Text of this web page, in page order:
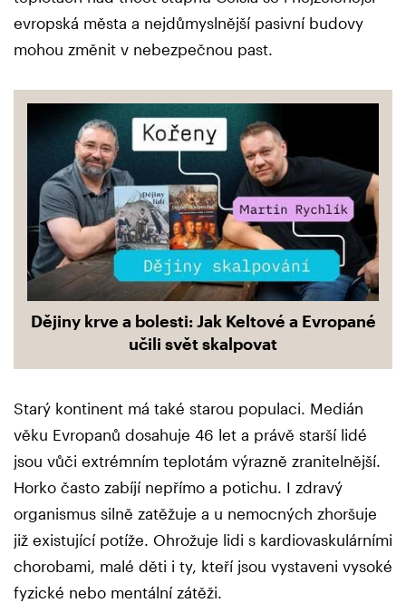
evropská města a nejdůmyslnější pasivní budovy
mohou změnit v nebezpečnou past.
Dějiny krve a bolesti: Jak Keltové a Evropané
učili svět skalpovat
Starý kontinent má také starou populaci. Medián
věku Evropanů dosahuje 46 let a právě starší lidé
jsou vůči extrémním teplotám výrazně zranitelnější.
Horko často zabíjí nepřímo a potichu. I zdravý
organismus silně zatěžuje a u nemocných zhoršuje
již existující potíže. Ohrožuje lidi s kardiovaskulárními
chorobami, malé děti i ty, kteří jsou vystaveni vysoké
fyzické nebo mentální zátěži.